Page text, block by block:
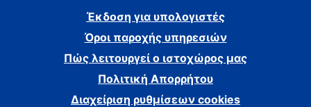
Έκδοση για υπολογιστές
Όροι παροχής υπηρεσιών
Πώς λειτουργεί ο ιστοχώρος μας
Πολιτική Απορρήτου
Διαχείριση ρυθμίσεων cookies